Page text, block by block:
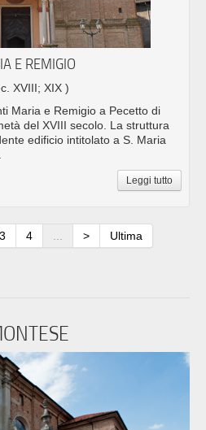
E REMIGIO
XVIII; XIX )
Maria e Remigio a Pecetto di
del XVIII secolo. La struttura
edificio intitolato a S. Maria
Leggi tutto
3 4 ... > Ultima